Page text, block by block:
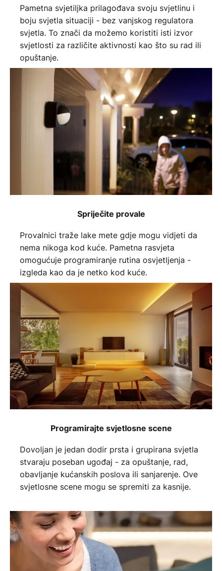
Pametna svjetiljka prilagođava svoju svjetlinu i
boju svjetla situaciji - bez vanjskog regulatora
svjetla. To znači da možemo koristiti isti izvor
svjetlosti za različite aktivnosti kao što su rad ili
opuštanje.
Spriječite provale
Provalnici traže lake mete gdje mogu vidjeti da
nema nikoga kod kuće. Pametna rasvjeta
omogućuje programiranje rutina osvjetljenja -
izgleda kao da je netko kod kuće.
Programirajte svjetlosne scene
Dovoljan je jedan dodir prsta i grupirana svjetla
stvaraju poseban ugođaj - za opuštanje, rad,
obavljanje kućanskih poslova ili sanjarenje. Ove
svjetlosne scene mogu se spremiti za kasnije.